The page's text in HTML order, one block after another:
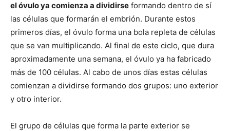
el óvulo ya comienza a dividirse formando dentro de sí
las células que formarán el embrión. Durante estos
primeros días, el óvulo forma una bola repleta de células
que se van multiplicando. Al final de este ciclo, que dura
aproximadamente una semana, el óvulo ya ha fabricado
más de 100 células. Al cabo de unos días estas células
comienzan a dividirse formando dos grupos: uno exterior
y otro interior.
El grupo de células que forma la parte exterior se